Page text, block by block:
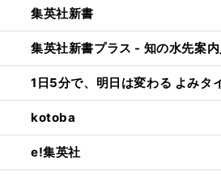
集英社新書
集英社新書プラス - 知の水先案内
1日5分で、明日は変わる よみ
kotoba
e!集英社